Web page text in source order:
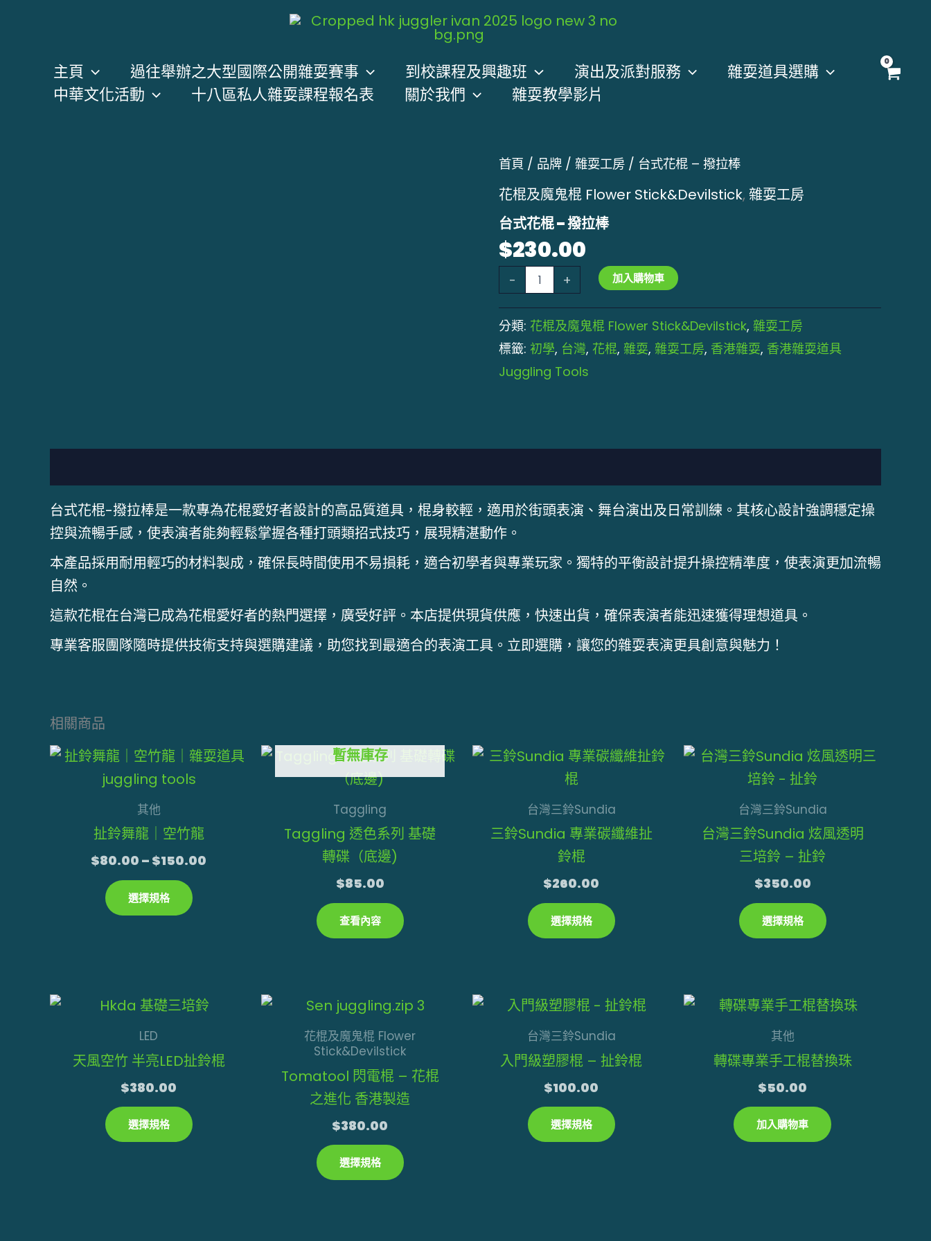
主頁 過往舉辦之大型國際公開雜耍賽事 到校課程及興趣班 演出及派對服務
雜耍道具選購
中華文化活動
十八區私人雜耍課程報名表 關於我們 雜耍教學影片
首頁 / 品牌 / 雜耍工房 / 台式花棍 – 撥拉棒
花棍及魔鬼棍 Flower Stick&Devilstick, 雜耍工房
台式花棍 – 撥拉棒
$230.00
-
台
式
花
棍
-
撥
拉
棒
數
+ 加入購物車
分類: 花棍及魔鬼棍 Flower Stick&Devilstick, 雜耍工房
標籤: 初學, 台灣, 花棍, 雜耍, 雜耍工房, 香港雜耍, 香港雜耍道具
Juggling Tools
台式花棍-撥拉棒是一款專為花棍愛好者設計的高品質道具，棍身較輕，適用於街頭表演、舞台演出及日常訓練。其核心設計強調穩定操
控與流暢手感，使表演者能夠輕鬆掌握各種打頭類招式技巧，展現精湛動作。
本產品採用耐用輕巧的材料製成，確保長時間使用不易損耗，適合初學者與專業玩家。獨特的平衡設計提升操控精準度，使表演更加流暢
自然。
這款花棍在台灣已成為花棍愛好者的熱門選擇，廣受好評。本店提供現貨供應，快速出貨，確保表演者能迅速獲得理想道具。
專業客服團隊隨時提供技術支持與選購建議，助您找到最適合的表演工具。立即選購，讓您的雜耍表演更具創意與魅力！
相關商品
其他
扯鈴舞龍｜空竹龍
$80.00 – $150.00
價
格
選擇規格
此
產
有
多
種
款
品
面
選
暫無庫存
Taggling
Taggling 透色系列 基礎
轉碟（底邊)
$85.00
查看內容
台灣三鈴Sundia
三鈴Sundia 專業碳纖維扯
鈴棍
$260.00
選擇規格
此
有
多
式。
品
頁
面
選
台灣三鈴Sundia
台灣三鈴Sundia 炫風透明
三培鈴 – 扯鈴
$350.00
選擇規格
此
有
多
式。
品
面
選
項
LED
天風空竹 半亮LED扯鈴棍
$380.00
選擇規格
此
品
種
花棍及魔鬼棍 Flower
Stick&Devilstick
Tomatool 閃電棍 – 花棍
之進化 香港製造
$380.00
選擇規格
此
品
有
多
式。
台灣三鈴Sundia
入門級塑膠棍 – 扯鈴棍
$100.00
選擇規格
此
品
有
種
其他
轉碟專業手工棍替換珠
$50.00
加入購物車